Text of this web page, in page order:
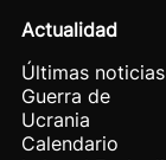
Actualidad
Últimas noticias
Guerra de
Ucrania
Calendario